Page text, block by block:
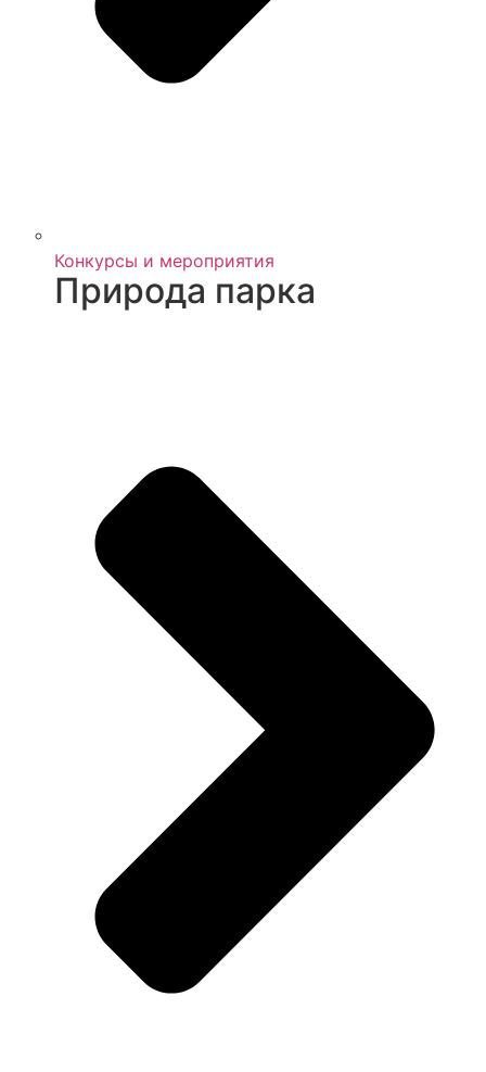
Конкурсы и мероприятия
Природа парка